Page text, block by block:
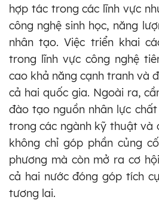
hợp tác trong các lĩnh vực
công nghệ sinh học, năng
nhân tạo. Việc triển khai
trong lĩnh vực công nghệ
cao khả năng cạnh tranh và
cả hai quốc gia. Ngoài ra,
đào tạo nguồn nhân lực
trong các ngành kỹ thuật và
không chỉ góp phần củng
phương mà còn mở ra cơ
cả hai nước đóng góp tích
tương lai.